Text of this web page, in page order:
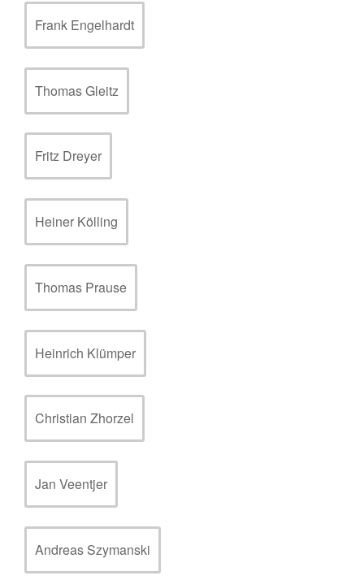
Frank Engelhardt
Thomas Gleitz
Fritz Dreyer
Heiner Kölling
Thomas Prause
Heinrich Klümper
Christian Zhorzel
Jan Veentjer
Andreas Szymanski